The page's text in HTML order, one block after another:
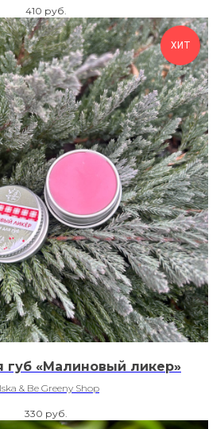
410 руб.
ХИТ
губ «Малиновый ликер»
& Be Greeny Shop
330 руб.